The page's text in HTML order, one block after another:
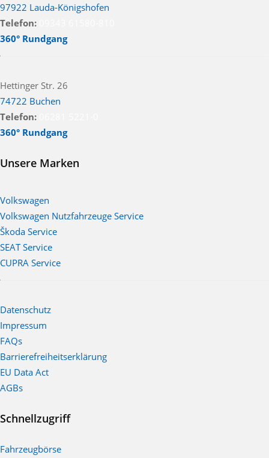
97922 Lauda-Königshofen
Telefon:
360° Rundgang
Hettinger Str. 26
74722 Buchen
Telefon:
360° Rundgang
Unsere Marken
Volkswagen
Volkswagen Nutzfahrzeuge Service
Škoda Service
SEAT Service
CUPRA Service
Datenschutz
Impressum
FAQs
Barrierefreiheitserklärung
EU Data Act
AGBs
Schnellzugriff
Fahrzeugbörse